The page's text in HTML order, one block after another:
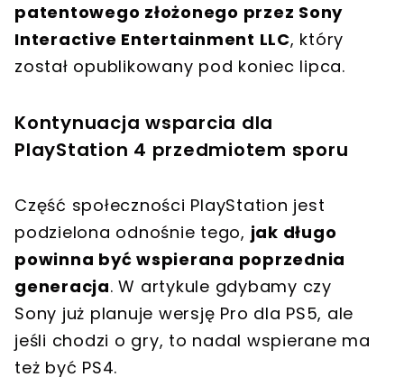
patentowego złożonego przez Sony
Interactive Entertainment LLC, który
został opublikowany pod koniec lipca.
Kontynuacja wsparcia dla
PlayStation 4 przedmiotem sporu
Część społeczności PlayStation jest
podzielona odnośnie tego, jak długo
powinna być wspierana poprzednia
generacja. W artykule gdybamy czy
Sony już planuje wersję Pro dla PS5, ale
jeśli chodzi o gry, to nadal wspierane ma
też być PS4.